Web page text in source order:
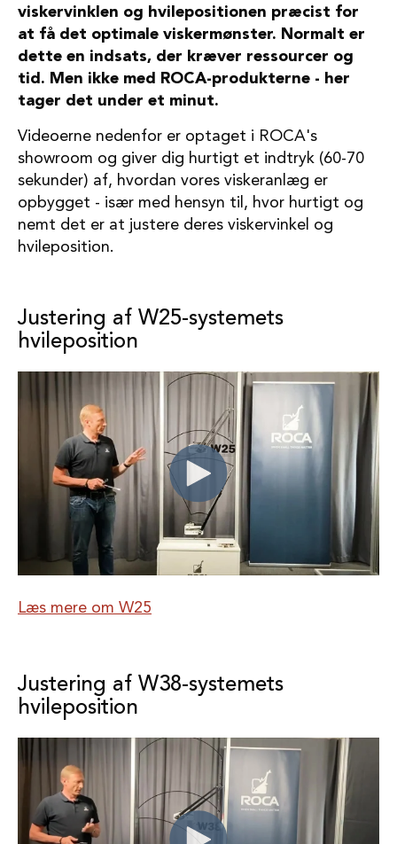
viskervinklen og hvilepositionen præcist for
at få det optimale viskermønster. Normalt er
dette en indsats, der kræver ressourcer og
tid. Men ikke med ROCA-produkterne - her
tager det under et minut.
Videoerne nedenfor er optaget i ROCA's
showroom og giver dig hurtigt et indtryk (60-70
sekunder) af, hvordan vores viskeranlæg er
opbygget - især med hensyn til, hvor hurtigt og
nemt det er at justere deres viskervinkel og
hvileposition.
Justering af W25-systemets
hvileposition
Læs mere om W25
Justering af W38-systemets
hvileposition